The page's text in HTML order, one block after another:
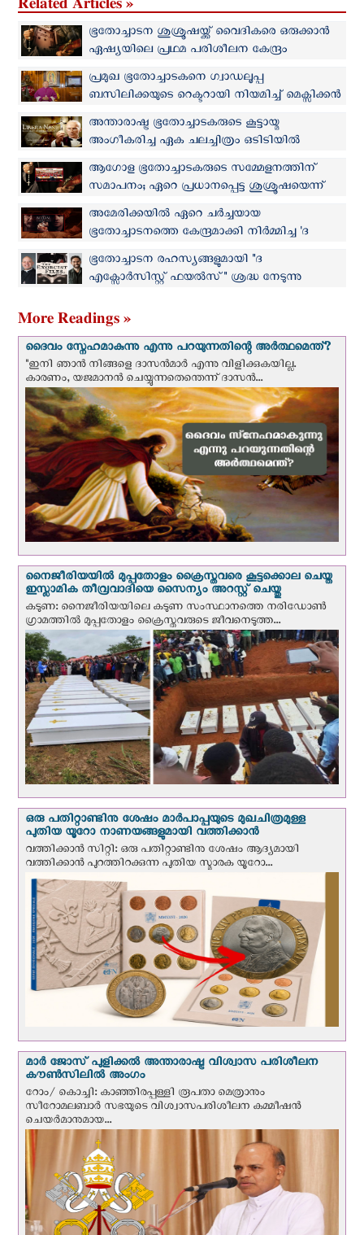
ഭൂതോച്ചാടന ശുശ്രൂഷയ്ക്ക് വൈദികരെ ഒരുക്കാന്‍
ഏഷ്യയിലെ പ്രഥമ പരിശീലന കേന്ദ്രം
ഫിലിപ്പീന്‍സില്‍
പ്രമുഖ ഭൂതോച്ചാടകനെ ഗ്വാഡലൂപ്പ
ബസിലിക്കയുടെ റെക്ടറായി നിയമിച്ച് മെക്സിക്കന്‍
സഭാനേതൃത്വം
അന്താരാഷ്ട്ര ഭൂതോച്ചാടകരുടെ കൂട്ടായ്മ
അംഗീകരിച്ച ഏക ചലച്ചിത്രം ഒടി‌ടിയില്‍
ആഗോള ഭൂതോച്ചാടകരുടെ സമ്മേളനത്തിന്
സമാപനം; ഏറെ പ്രധാനപ്പെട്ട ശുശ്രൂഷയെന്ന്
മാര്‍പാപ്പ
അമേരിക്കയില്‍ ഏറെ ചര്‍ച്ചയായ
ഭൂതോച്ചാടനത്തെ കേന്ദ്രമാക്കി നിര്‍മ്മിച്ച 'ദ
റിച്വല്‍' ഇന്ത്യന്‍ തീയേറ്ററുകളിലും
ഭൂതോച്ചാടന രഹസ്യങ്ങളുമായി "ദ
എക്സോർസിസ്റ്റ് ഫയല്‍‌സ്" ശ്രദ്ധ നേടുന്നു
More Readings »
ദൈവം സ്നേഹമാകുന്നു എന്നു പറയുന്നതിന്റെ അർത്ഥമെന്ത്?
"ഇനി ഞാന്‍ നിങ്ങളെ ദാസന്‍മാര്‍ എന്നു വിളിക്കുകയില്ല.
കാരണം, യജമാനന്‍ ചെയ്യുന്നതെന്തെന്ന് ദാസന്‍...
നൈജീരിയയില്‍ മുപ്പതോളം ക്രൈസ്തവരെ കൂട്ടക്കൊല ചെയ്ത
ഇസ്ലാമിക തീവ്രവാദിയെ സൈന്യം അറസ്റ്റ് ചെയ്തു
കടുണ: നൈജീരിയയിലെ കടുണ സംസ്ഥാനത്തെ നരിഡോൺ
ഗ്രാമത്തിൽ മുപ്പതോളം ക്രൈസ്തവരുടെ ജീവനെടുത്ത...
ഒരു പതിറ്റാണ്ടിനു ശേഷം മാർപാപ്പയുടെ മുഖചിത്രമുള്ള
പുതിയ യൂറോ നാണയങ്ങളുമായി വത്തിക്കാന്‍
വത്തിക്കാന്‍ സിറ്റി: ഒരു പതിറ്റാണ്ടിനു ശേഷം ആദ്യമായി
വത്തിക്കാൻ പുറത്തിറക്കുന്ന പുതിയ സ്മാരക യൂറോ...
മാർ ജോസ് പുളിക്കൽ അന്താരാഷ്ട്ര വിശ്വാസ പരിശീലന
കൗൺസിലിൽ അംഗം
റോം/ കൊച്ചി: കാഞ്ഞിരപ്പള്ളി രൂപതാ മെത്രാനും
സീറോമലബാർ സഭയുടെ വിശ്വാസപരിശീലന കമ്മീഷൻ
ചെയർമാനുമായ...